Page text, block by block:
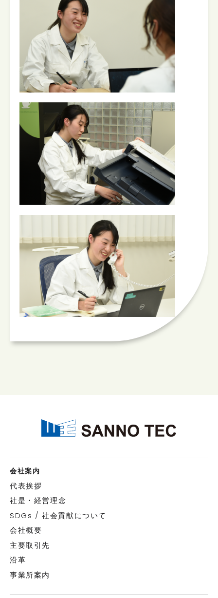
会社案内
代表挨拶
社是・経営理念
SDGs / 社会貢献について
会社概要
主要取引先
沿革
事業所案内